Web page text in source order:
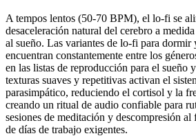
A tempos lentos (50-70 BPM), el lo-fi se
desaceleración natural del cerebro a
al sueño. Las variantes de lo-fi para dormir
encuentran constantemente entre los
en las listas de reproducción para el sueño
texturas suaves y repetitivas activan el
parasimpático, reduciendo el cortisol y la
creando un ritual de audio confiable para
sesiones de meditación y descompresión al
de días de trabajo exigentes.